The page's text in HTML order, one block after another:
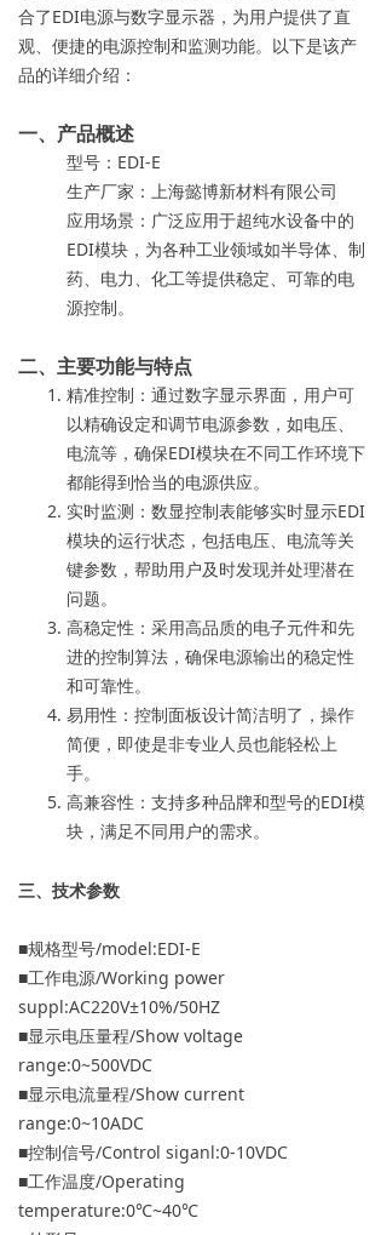
新闻资讯
→ 行业新闻
→ 公司新闻
→ 常见问题
联系我们
合了EDI电源与数字显示器，为用户提供了直
观、便捷的电源控制和监测功能。以下是该产
品的详细介绍：
一、产品概述
型号：EDI-E
生产厂家：上海懿博新材料有限公司
应用场景：广泛应用于超纯水设备中的
EDI模块，为各种工业领域如半导体、制
药、电力、化工等提供稳定、可靠的电
源控制。
二、主要功能与特点
精准控制：通过数字显示界面，用户可
以精确设定和调节电源参数，如电压、
电流等，确保EDI模块在不同工作环境下
都能得到恰当的电源供应。
实时监测：数显控制表能够实时显示EDI
模块的运行状态，包括电压、电流等关
键参数，帮助用户及时发现并处理潜在
问题。
高稳定性：采用高品质的电子元件和先
进的控制算法，确保电源输出的稳定性
和可靠性。
易用性：控制面板设计简洁明了，操作
简便，即使是非专业人员也能轻松上
手。
高兼容性：支持多种品牌和型号的EDI模
块，满足不同用户的需求。
三、技术参数
■规格型号/model:EDI-E
■工作电源/Working power
suppl:AC220V±10%/50HZ
■显示电压量程/Show voltage
range:0~500VDC
■显示电流量程/Show current
range:0~10ADC
■控制信号/Control siganl:0-10VDC
■工作温度/Operating
temperature:0℃~40℃